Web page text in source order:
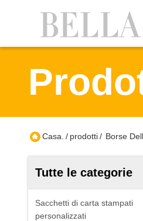
Casa. / prodotti/ Borse
Tutte le categorie
Sacchetti di carta stampati
personalizzati